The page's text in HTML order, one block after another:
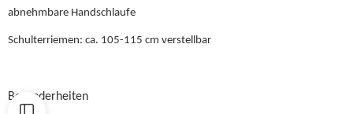
abnehmbare Handschlaufe
Schulterriemen: ca. 105-115 cm verstellbar
Besonderheiten